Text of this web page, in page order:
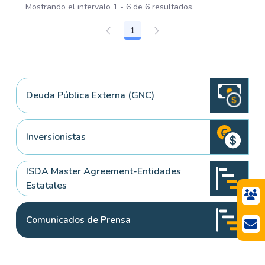
Mostrando el intervalo 1 - 6 de 6 resultados.
Página
1
Deuda Pública Externa (GNC)
Inversionistas
ISDA Master Agreement-Entidades
Estatales
Comunicados de Prensa